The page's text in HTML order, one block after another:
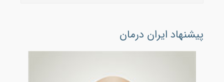
پیشنهاد ایران درمان